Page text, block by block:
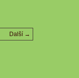
Další →